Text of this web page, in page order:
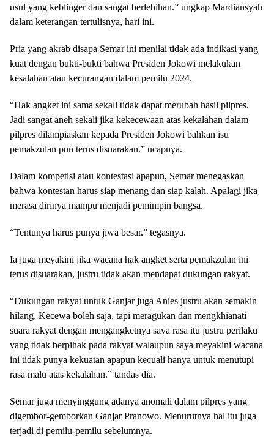
usul yang keblinger dan sangat berlebihan.” ungkap Mardiansyah
dalam keterangan tertulisnya, hari ini.
Pria yang akrab disapa Semar ini menilai tidak ada indikasi yang
kuat dengan bukti-bukti bahwa Presiden Jokowi melakukan
kesalahan atau kecurangan dalam pemilu 2024.
“Hak angket ini sama sekali tidak dapat merubah hasil pilpres.
Jadi sangat aneh sekali jika kekecewaan atas kekalahan dalam
pilpres dilampiaskan kepada Presiden Jokowi bahkan isu
pemakzulan pun terus disuarakan.” ucapnya.
Dalam kompetisi atau kontestasi apapun, Semar menegaskan
bahwa kontestan harus siap menang dan siap kalah. Apalagi jika
merasa dirinya mampu menjadi pemimpin bangsa.
“Tentunya harus punya jiwa besar.” tegasnya.
Ia juga meyakini jika wacana hak angket serta pemakzulan ini
terus disuarakan, justru tidak akan mendapat dukungan rakyat.
“Dukungan rakyat untuk Ganjar juga Anies justru akan semakin
hilang. Kecewa boleh saja, tapi meragukan dan mengkhianati
suara rakyat dengan mengangketnya saya rasa itu justru perilaku
yang tidak berpihak pada rakyat walaupun saya meyakini wacana
ini tidak punya kekuatan apapun kecuali hanya untuk menutupi
rasa malu atas kekalahan.” tandas dia.
Semar juga menyinggung adanya anomali dalam pilpres yang
digembor-gemborkan Ganjar Pranowo. Menurutnya hal itu juga
terjadi di pemilu-pemilu sebelumnya.